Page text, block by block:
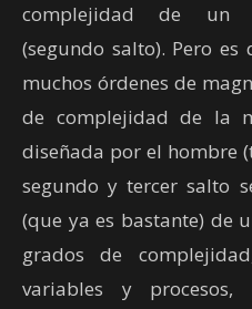
complejidad de un
(segundo salto). Pero es
muchos órdenes de
de complejidad de la
diseñada por el hombre
segundo y tercer salto
(que ya es bastante) de
grados de
variables y procesos,